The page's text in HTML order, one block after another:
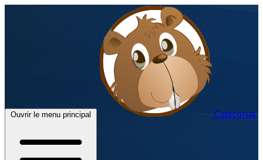
Ouvrir le menu principal Castorus